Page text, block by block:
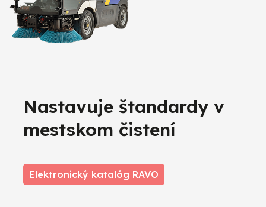
Nastavuje štandardy v
mestskom čistení
Elektronický katalóg RAVO